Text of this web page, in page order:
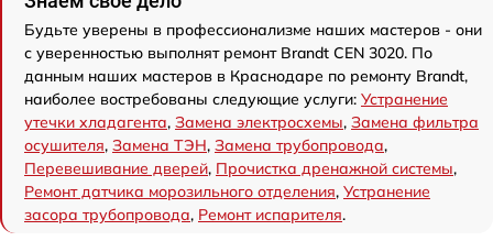
Будьте уверены в профессионализме наших мастеров - они
с уверенностью выполнят ремонт Brandt CEN 3020. По
данным наших мастеров в Краснодаре по ремонту Brandt,
наиболее востребованы следующие услуги: Устранение
утечки хладагента, Замена электросхемы, Замена фильтра
осушителя, Замена ТЭН, Замена трубопровода,
Перевешивание дверей, Прочистка дренажной системы,
Ремонт датчика морозильного отделения, Устранение
засора трубопровода, Ремонт испарителя.